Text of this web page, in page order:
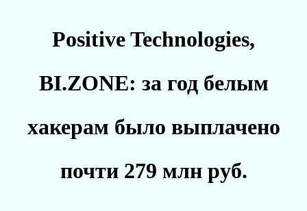
Positive Technologies,
BI.ZONE: за год белым
хакерам было выплачено
почти 279 млн руб.